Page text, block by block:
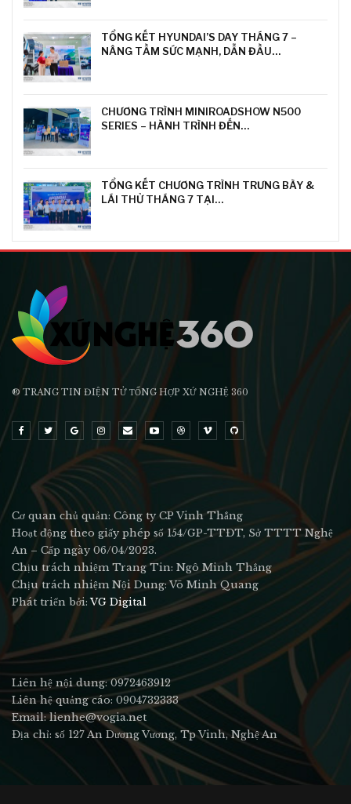
TỔNG KẾT HYUNDAI’S DAY THÁNG 7 –
NÂNG TẦM SỨC MẠNH, DẪN ĐẦU…
CHƯƠNG TRÌNH MINIROADSHOW N500
SERIES – HÀNH TRÌNH ĐẾN…
TỔNG KẾT CHƯƠNG TRÌNH TRƯNG BÀY &
LÁI THỬ THÁNG 7 TẠI…
® TRANG TIN ĐIỆN TỬ ТỔNG HỢP XỨ NGHỆ 360
Cơ quan chủ quản: Công ty CP Vinh Thắng
Hoạt động theo giấy phép số 154/GP-TTĐT, Sở TTTT Nghệ
An – Cấp ngày 06/04/2023.
Chịu trách nhiệm Trang Tin: Ngô Minh Thắng
Chịu trách nhiệm Nội Dung: Võ Minh Quang
Phát triển bởi:VG Digital
Liên hệ nội dung: 0972463912
Liên hệ quảng cáo: 0904732333
Email: lienhe@vogia.net
Địa chỉ: số 127 An Dương Vương, Tp Vinh, Nghệ An